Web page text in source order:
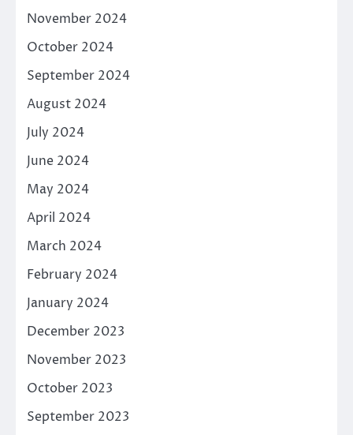
November 2024
October 2024
September 2024
August 2024
July 2024
June 2024
May 2024
April 2024
March 2024
February 2024
January 2024
December 2023
November 2023
October 2023
September 2023